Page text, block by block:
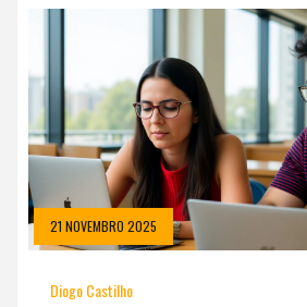
21 NOVEMBRO 2025
Diogo Castilho